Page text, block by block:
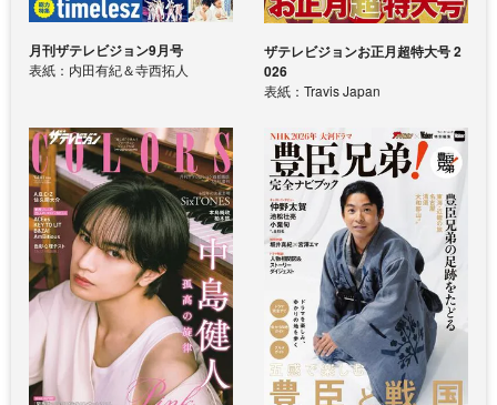
月刊ザテレビジョン9月号
表紙：内田有紀＆寺西拓人
ザテレビジョンお正月超特大号 2
026
表紙：Travis Japan